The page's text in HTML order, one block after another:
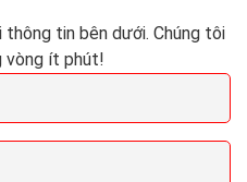
thông tin bên dưới. Chúng tôi
vòng ít phút!